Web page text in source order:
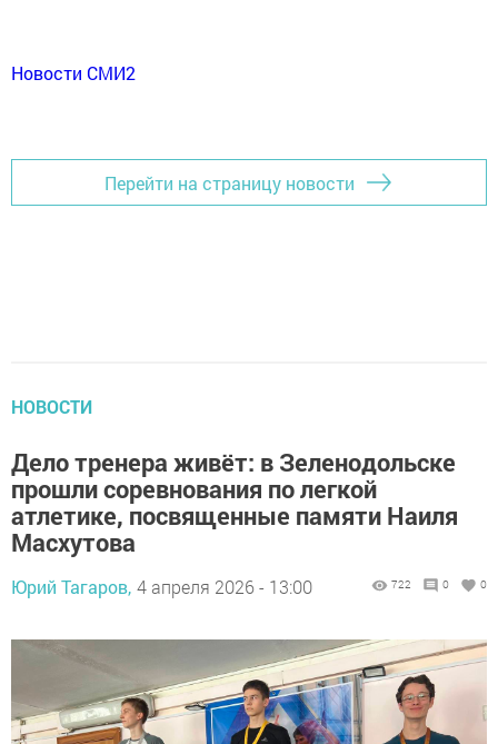
Новости СМИ2
Перейти на страницу новости
НОВОСТИ
Дело тренера живёт: в Зеленодольске
прошли соревнования по легкой
атлетике, посвященные памяти Наиля
Масхутова
Юрий Тагаров, 4 апреля 2026 - 13:00 722 0 0